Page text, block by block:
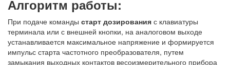
Алгоритм работы:
При подаче команды старт дозирования с клавиатуры
терминала или с внешней кнопки, на аналоговом выходе
устанавливается максимальное напряжение и формируется
импульс старта частотного преобразователя, путем
замыкания выходных контактов весоизмерительного прибора